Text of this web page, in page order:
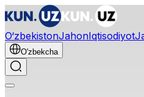
O‘zbekistonJahonIqtisodiyot
O'zbekcha